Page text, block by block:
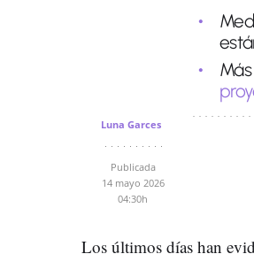
Luna Garces
Publicada
14 mayo 2026
04:30h
Los últimos días han